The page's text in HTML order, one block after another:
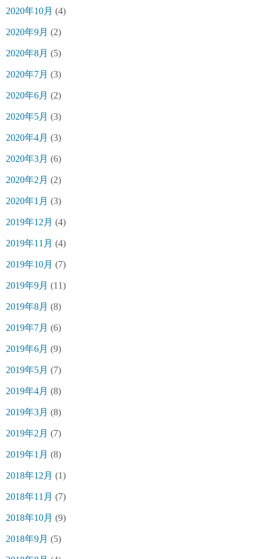
2020年10月 (4)
2020年9月 (2)
2020年8月 (5)
2020年7月 (3)
2020年6月 (2)
2020年5月 (3)
2020年4月 (3)
2020年3月 (6)
2020年2月 (2)
2020年1月 (3)
2019年12月 (4)
2019年11月 (4)
2019年10月 (7)
2019年9月 (11)
2019年8月 (8)
2019年7月 (6)
2019年6月 (9)
2019年5月 (7)
2019年4月 (8)
2019年3月 (8)
2019年2月 (7)
2019年1月 (8)
2018年12月 (1)
2018年11月 (7)
2018年10月 (9)
2018年9月 (5)